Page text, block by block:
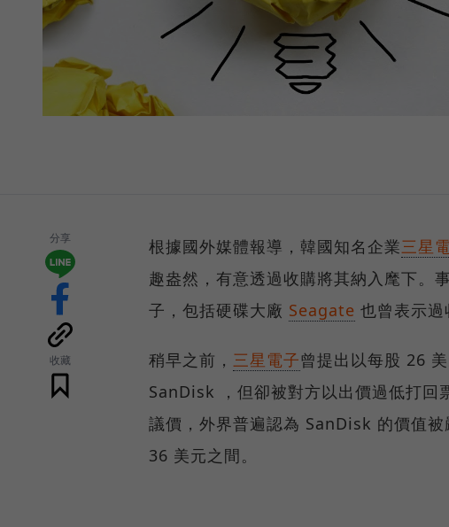
分享
收藏
根據國外媒體報導，韓國知名企業三星
趣盎然，有意透過收購將其納入麾下。
子，包括硬碟大廠 Seagate 也曾表示過
稍早之前， 三星電子曾提出以每股 26
SanDisk ，但卻被對方以出價過低打
議價，外界普遍認為 SanDisk 的價值
36 美元之間。